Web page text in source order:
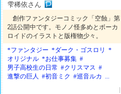
雫稀依さん
創作ファンタジーコミック「空蝕」第
2話公開中です。モノノ怪多めとボーカ
ロイドのイラストと版権物少々。
*ファンタジー *ダーク・ゴスロリ
*
オリジナル *お仕事募集 #
男子高校生の日常 #クリスマス #
進撃の巨人 #初音ミク #巡音ルカ ...